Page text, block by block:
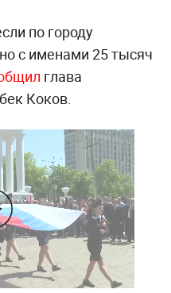
по городу
с именами 25 тысяч
глава
Коков.